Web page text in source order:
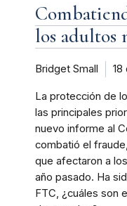
los adultos
Bridget Small 18
La protección de
las principales
nuevo informe al
combatió el
que afectaron a
año pasado. Ha
FTC, ¿cuáles son